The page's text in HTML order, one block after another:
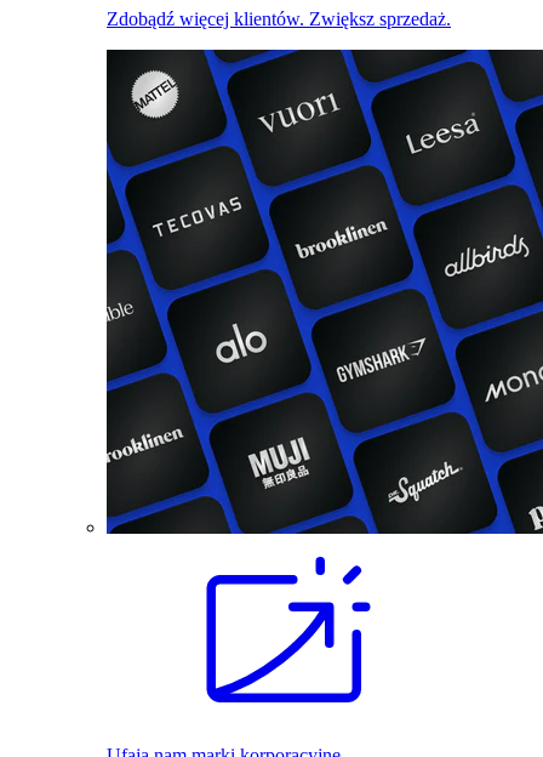
Zdobądź więcej klientów. Zwiększ sprzedaż.